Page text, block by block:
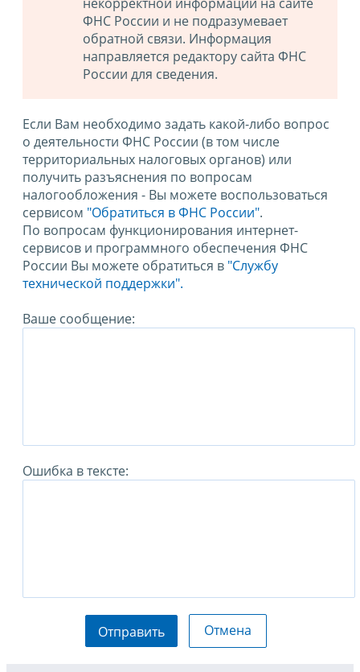
ФНС России и не подразумевает
обратной связи. Информация
направляется редактору сайта ФНС
России для сведения.
Если Вам необходимо задать какой-либо вопрос
о деятельности ФНС России (в том числе
территориальных налоговых органов) или
получить разъяснения по вопросам
налогообложения - Вы можете воспользоваться
сервисом "Обратиться в ФНС России".
По вопросам функционирования интернет-
сервисов и программного обеспечения ФНС
России Вы можете обратиться в "Службу
технической поддержки".
Ваше сообщение:
Ошибка в тексте:
Отправить Отмена